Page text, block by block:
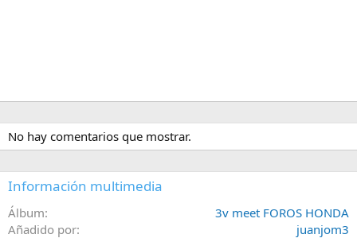
No hay comentarios que mostrar.
Información multimedia
Álbum
3v meet FOROS HONDA
Añadido por
juanjom3